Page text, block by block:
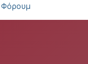
Φόρουμ